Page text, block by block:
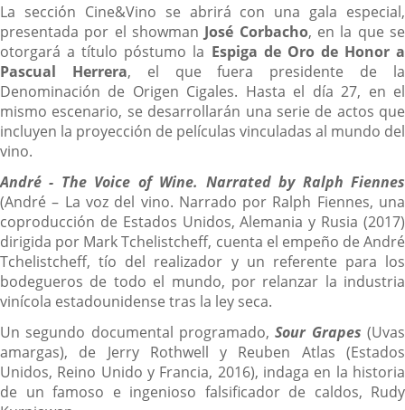
La sección Cine&Vino se abrirá con una gala especial,
presentada por el showman José Corbacho, en la que se
otorgará a título póstumo la Espiga de Oro de Honor a
Pascual Herrera, el que fuera presidente de la
Denominación de Origen Cigales. Hasta el día 27, en el
mismo escenario, se desarrollarán una serie de actos que
incluyen la proyección de películas vinculadas al mundo del
vino.
André - The Voice of Wine. Narrated by Ralph Fiennes
(André – La voz del vino. Narrado por Ralph Fiennes, una
coproducción de Estados Unidos, Alemania y Rusia (2017)
dirigida por Mark Tchelistcheff, cuenta el empeño de André
Tchelistcheff, tío del realizador y un referente para los
bodegueros de todo el mundo, por relanzar la industria
vinícola estadounidense tras la ley seca.
Un segundo documental programado,Sour Grapes (Uvas
amargas), de Jerry Rothwell y Reuben Atlas (Estados
Unidos, Reino Unido y Francia, 2016), indaga en la historia
de un famoso e ingenioso falsificador de caldos, Rudy